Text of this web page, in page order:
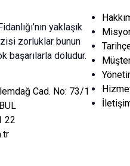
yaklaşık
zorluklar bunun
başarılarla doludur.
Cad. No: 73/1
22